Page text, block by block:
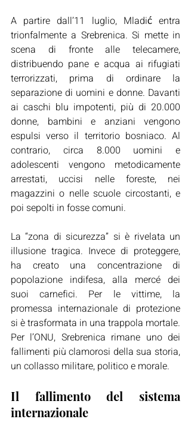
A partire dall’11 luglio, Mladić entra
trionfalmente a Srebrenica. Si mette in
scena di fronte alle telecamere,
distribuendo pane e acqua ai rifugiati
terrorizzati, prima di ordinare la
separazione di uomini e donne. Davanti
ai caschi blu impotenti, più di 20.000
donne, bambini e anziani vengono
espulsi verso il territorio bosniaco. Al
contrario, circa 8.000 uomini e
adolescenti vengono metodicamente
arrestati, uccisi nelle foreste, nei
magazzini o nelle scuole circostanti, e
poi sepolti in fosse comuni.
La “zona di sicurezza” si è rivelata un
illusione tragica. Invece di proteggere,
ha creato una concentrazione di
popolazione indifesa, alla mercé dei
suoi carnefici. Per le vittime, la
promessa internazionale di protezione
si è trasformata in una trappola mortale.
Per l’ONU, Srebrenica rimane uno dei
fallimenti più clamorosi della sua storia,
un collasso militare, politico e morale.
Il fallimento del sistema
internazionale